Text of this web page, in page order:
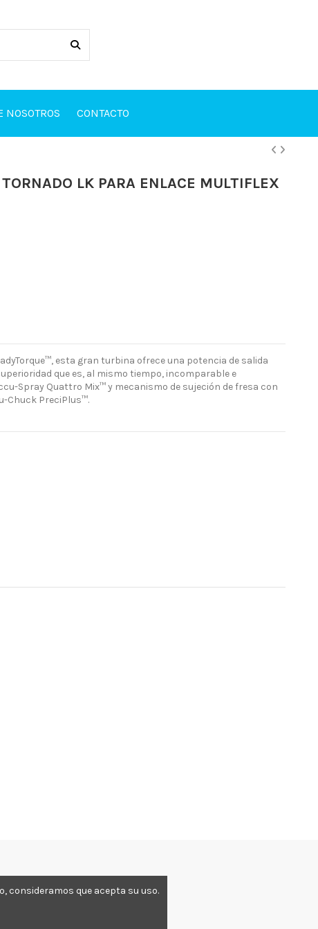
NOSOTROS CONTACTO
LK PARA ENLACE MULTIFLEX
esta gran turbina ofrece una potencia de salida
que es, al mismo tiempo, incomparable e
Spray Quattro Mix™ y mecanismo de sujeción de fresa con
Chuck PreciPlus™.
consideramos que acepta su uso.